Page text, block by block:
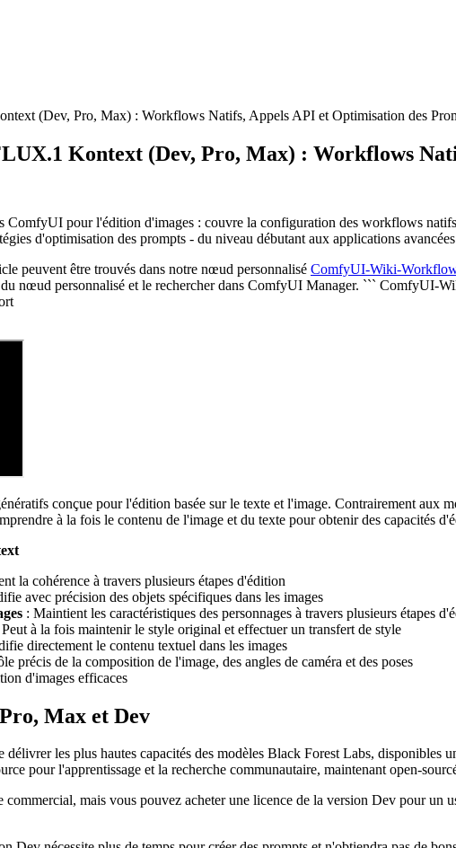
(Dev, Pro, Max) : Workflows Natifs, Appels API et Optimisation des
Kontext (Dev, Pro, Max) : Workflows
pour l'édition d'images : couvre la configuration des workflows
d'optimisation des prompts - du niveau débutant aux applications avancées
peuvent être trouvés dans notre nœud personnalisé ComfyUI-Wiki-
nœud personnalisé et le rechercher dans ComfyUI Manager. ``` ComfyUI-
conçue pour l'édition basée sur le texte et l'image. Contrairement aux
à la fois le contenu de l'image et du texte pour obtenir des capacités
la cohérence à travers plusieurs étapes d'édition
avec précision des objets spécifiques dans les images
: Maintient les caractéristiques des personnages à travers plusieurs étapes
Peut à la fois maintenir le style original et effectuer un transfert de style
directement le contenu textuel dans les images
précis de la composition de l'image, des angles de caméra et des poses
d'images efficaces
Max et Dev
les plus hautes capacités des modèles Black Forest Labs, disponibles
pour l'apprentissage et la recherche communautaire, maintenant open-
commercial, mais vous pouvez acheter une licence de la version Dev pour un